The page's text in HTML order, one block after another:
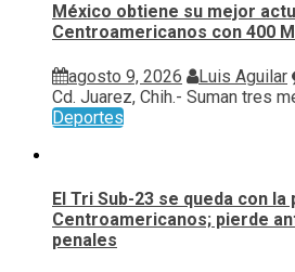
México obtiene su mejor
Centroamericanos con 400
agosto 9, 2026 Luis Aguilar
Cd. Juarez, Chih.- Suman tres
Deportes
El Tri Sub-23 se queda con
Centroamericanos; pierde
penales